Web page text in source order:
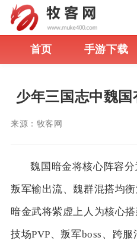
首页 手游下载
少年三国志中魏
来源： 牧客网
魏国暗金将核心阵容
叛军输出流、魏群混搭均
暗金武将紫虚上人为核心
技场PVP、叛军boss、跨